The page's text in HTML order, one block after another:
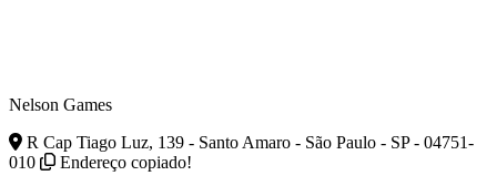
Nelson Games
R Cap Tiago Luz, 139 - Santo Amaro - São Paulo - SP - 04751-
010
Endereço copiado!